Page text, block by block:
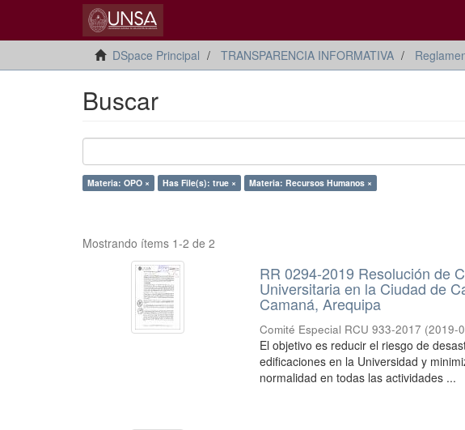
DSpace Principal TRANSPARENCIA INFORMATIVA
Buscar
Materia: OPO × Has File(s): true × Materia: Recursos Humanos ×
Mostrando ítems 1-2 de 2
RR 0294-2019 Resolución de
Universitaria en la Ciudad de
Camaná, Arequipa
Comité Especial RCU 933-2017 (2019-
El objetivo es reducir el riesgo de
edificaciones en la Universidad y
normalidad en todas las actividades ...